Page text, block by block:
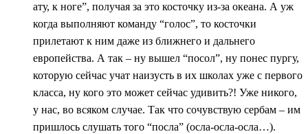
ату, к ноге”, получая за это косточку из-за океана. А уж
когда выполняют команду “голос”, то косточки
прилетают к ним даже из ближнего и дальнего
европейства. А так – ну вышел “посол”, ну понес пургу,
которую сейчас учат наизусть в их школах уже с первого
класса, ну кого это может сейчас удивить?! Уже никого,
у нас, во всяком случае. Так что сочувствую сербам – им
пришлось слушать того “посла” (осла-осла-осла…).